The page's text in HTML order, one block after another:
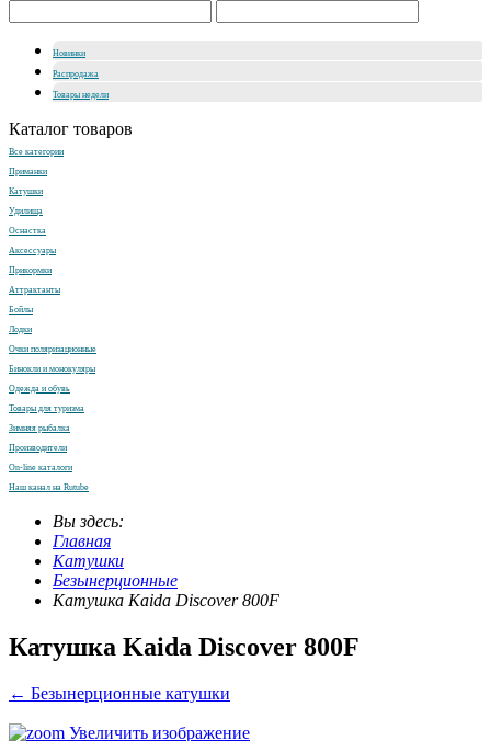
Новинки
Распродажа
Товары недели
Каталог товаров
Все категории
Приманки
Катушки
Удилища
Оснастка
Аксессуары
Прикормки
Аттрактанты
Бойлы
Лодки
Очки поляризационные
Бинокли и монокуляры
Одежда и обувь
Товары для туризма
Зимняя рыбалка
Производители
On-line каталоги
Наш канал на Rutube
Вы здесь:
Главная
Катушки
Безынерционные
Катушка Kaida Discover 800F
Катушка Kaida Discover 800F
← Безынерционные катушки
Увеличить изображение